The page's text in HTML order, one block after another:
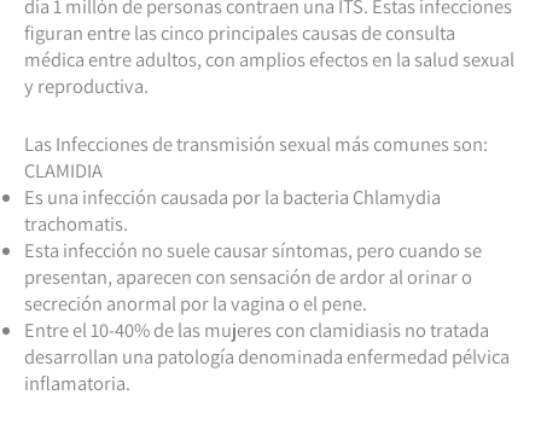
día 1 millón de personas contraen una ITS. Estas infecciones
figuran entre las cinco principales causas de consulta
médica entre adultos, con amplios efectos en la salud sexual
y reproductiva.
Las Infecciones de transmisión sexual más comunes son:
CLAMIDIA
Es una infección causada por la bacteria Chlamydia
trachomatis.
Esta infección no suele causar síntomas, pero cuando se
presentan, aparecen con sensación de ardor al orinar o
secreción anormal por la vagina o el pene.
Entre el 10-40% de las mujeres con clamidiasis no tratada
desarrollan una patología denominada enfermedad pélvica
inflamatoria.